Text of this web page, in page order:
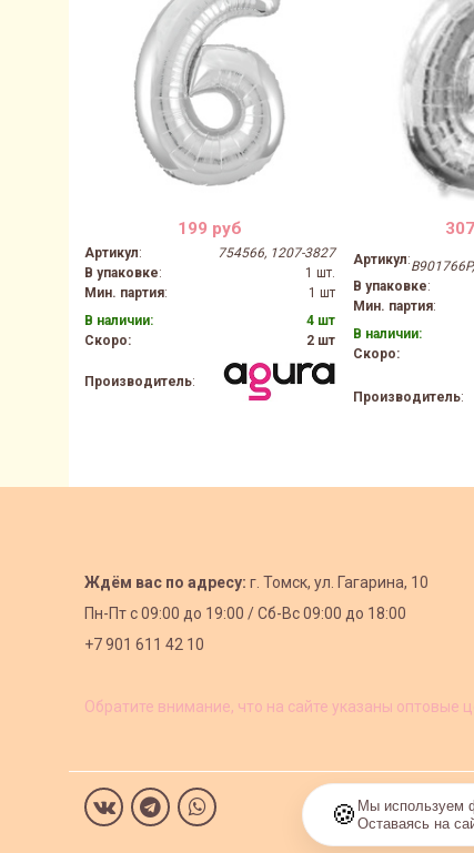
199 руб
Артикул:
754566, 1207-3827
В упаковке:
1 шт.
Мин. партия:
1 шт
В наличии:
4 шт
Скоро:
2 шт
Производитель:
Артикул:
В упаковке:
Мин. партия:
В наличии:
Скоро:
Производитель:
Ждём вас по адресу: г. Томск, ул. Гагарина, 10
Пн-Пт с09:00 до 19:00 /Сб-Вс 09:00 до 18:00
+7 901 611 42 10
Обратите внимание, что на сайте указаны
🍪 Мы используем
Оставаясь на